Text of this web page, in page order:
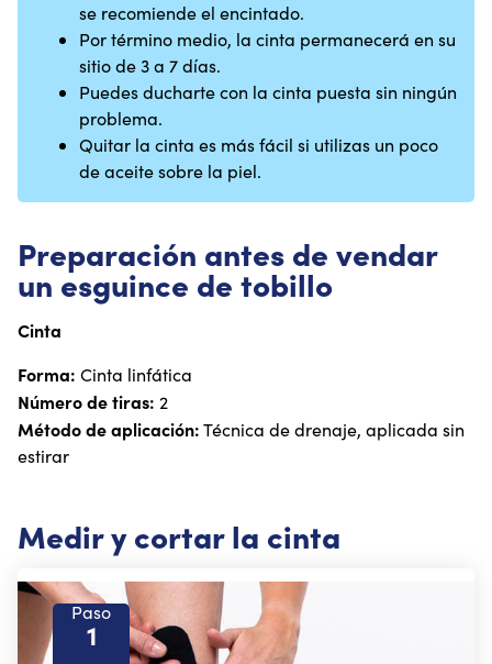
se recomiende el encintado.
Por término medio, la cinta permanecerá en su
sitio de 3 a 7 días.
Puedes ducharte con la cinta puesta sin ningún
problema.
Quitar la cinta es más fácil si utilizas un poco
de aceite sobre la piel.
Preparación antes de vendar
un esguince de tobillo
Cinta
Forma: Cinta linfática
Número de tiras: 2
Método de aplicación:Técnica de drenaje, aplicada sin
estirar
Medir y cortar la cinta
Paso
1